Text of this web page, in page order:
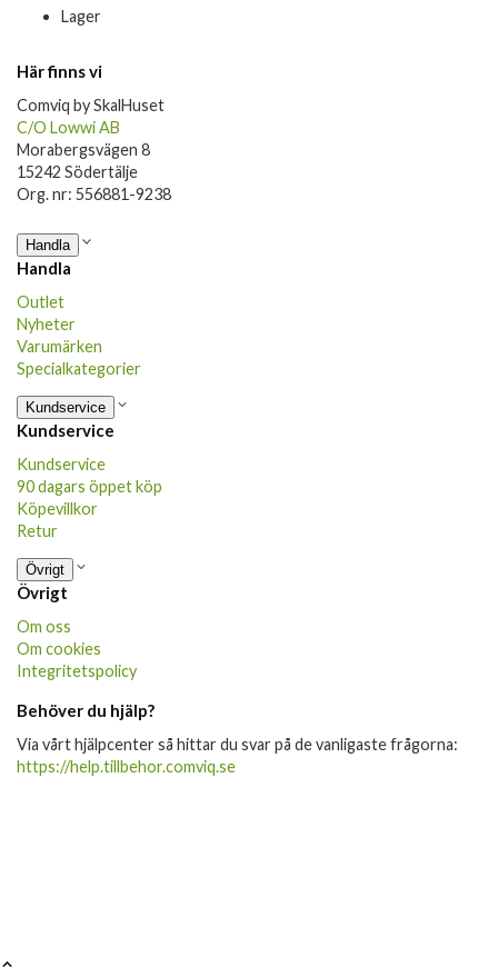
Lager
Här finns vi
Comviq by SkalHuset
C/O Lowwi AB
Morabergsvägen 8
15242 Södertälje
Org. nr: 556881-9238
Handla
Handla
Outlet
Nyheter
Varumärken
Specialkategorier
Kundservice
Kundservice
Kundservice
90 dagars öppet köp
Köpevillkor
Retur
Övrigt
Övrigt
Om oss
Om cookies
Integritetspolicy
Behöver du hjälp?
Via vårt hjälpcenter så hittar du svar på de vanligaste frågorna:
https://help.tillbehor.comviq.se